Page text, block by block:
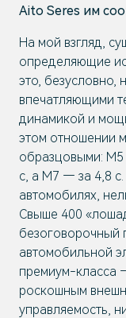
Aito Seres им
На мой взгляд,
определяющие
это, безусловно,
впечатляющими
динамикой и
этом отношении
образцовыми: М5
с, а М7 — за 4,8
автомобилях,
Свыше 400
безоговорочный
автомобильной
премиум-класса
роскошным
управляемость,